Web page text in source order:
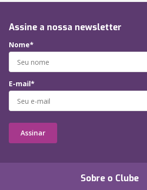
Sobre o Clube
Assine a nossa newsletter
Nome*
E-mail*
Assinar